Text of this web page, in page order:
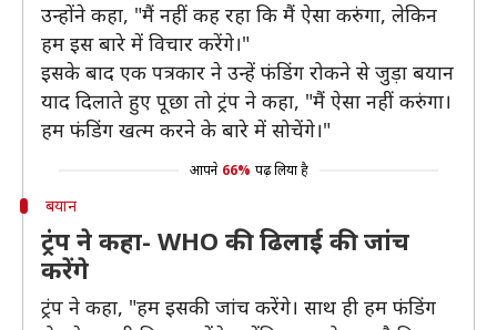
उन्होंने कहा, "मैं नहीं कह रहा कि मैं ऐसा करुंगा, लेकिन
हम इस बारे में विचार करेंगे।"
इसके बाद एक पत्रकार ने उन्हें फंडिंग रोकने से जुड़ा बयान
याद दिलाते हुए पूछा तो ट्रंप ने कहा, "मैं ऐसा नहीं करुंगा।
हम फंडिंग खत्म करने के बारे में सोचेंगे।"
आपने 66% पढ़ लिया है
बयान
ट्रंप ने कहा- WHO की ढिलाई की जांच
करेंगे
ट्रंप ने कहा, "हम इसकी जांच करेंगे। साथ ही हम फंडिंग